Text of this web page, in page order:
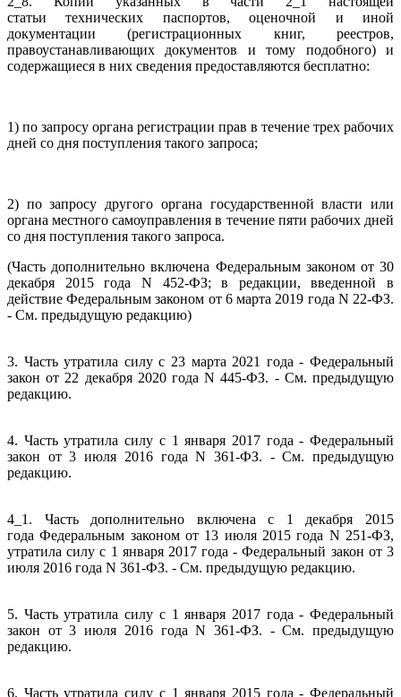
статьи технических паспортов, оценочной и иной
документации (регистрационных книг, реестров,
правоустанавливающих документов и тому подобного) и
содержащиеся в них сведения предоставляются бесплатно:
1) по запросу органа регистрации прав в течение трех рабочих
дней со дня поступления такого запроса;
2) по запросу другого органа государственной власти или
органа местного самоуправления в течение пяти рабочих дней
со дня поступления такого запроса.
(Часть дополнительно включена Федеральным законом от 30
декабря 2015 года N 452-ФЗ; в редакции, введенной в
действие Федеральным законом от 6 марта 2019 года N 22-ФЗ.
- См. предыдущую редакцию)
3. Часть утратила силу с 23 марта 2021 года - Федеральный
закон от 22 декабря 2020 года N 445-ФЗ. - См. предыдущую
редакцию.
4. Часть утратила силу с 1 января 2017 года - Федеральный
закон от 3 июля 2016 года N 361-ФЗ. - См. предыдущую
редакцию.
4_1. Часть дополнительно включена с 1 декабря 2015
года Федеральным законом от 13 июля 2015 года N 251-ФЗ,
утратила силу с 1 января 2017 года - Федеральный закон от 3
июля 2016 года N 361-ФЗ. - См. предыдущую редакцию.
5. Часть утратила силу с 1 января 2017 года - Федеральный
закон от 3 июля 2016 года N 361-ФЗ. - См. предыдущую
редакцию.
6. Часть утратила силу с 1 января 2015 года - Федеральный